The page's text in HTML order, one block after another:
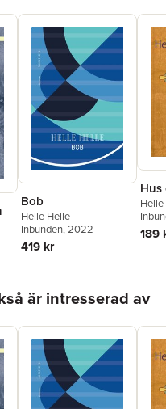
Bob
Helle Helle
Inbunden, 2022
419 kr
Hus
189
är intresserad av